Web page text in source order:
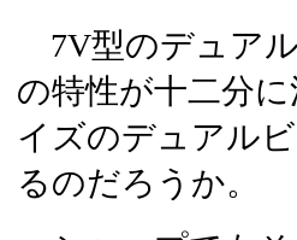
7V型のデュア
の特性が十二分
イズのデュアル
るのだろうか。